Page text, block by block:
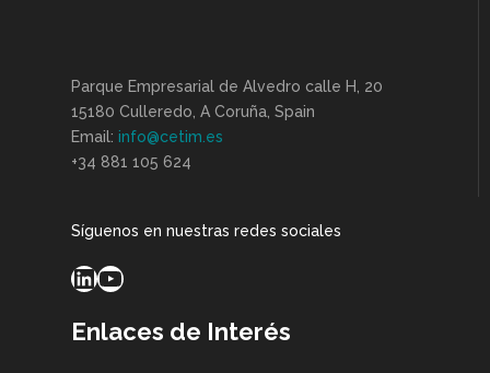
Parque Empresarial de Alvedro calle H, 20
15180 Culleredo, A Coruña, Spain
Email: info@cetim.es
+34 881 105 624
Síguenos en nuestras redes sociales
LinkedIn
YouTube
Enlaces de Interés